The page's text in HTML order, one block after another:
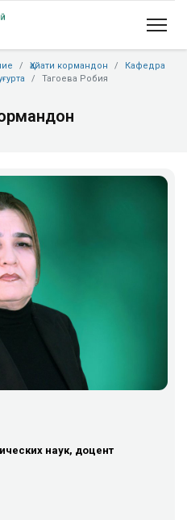
Ҳайати кормандон
Кафедра
Тагоева Робия
наук, доцент